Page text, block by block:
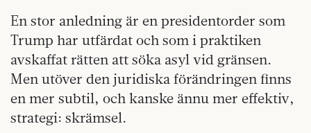
En stor anledning är en presidentorder som
Trump har utfärdat och som i praktiken
avskaffat rätten att söka asyl vid gränsen.
Men utöver den juridiska förändringen finns
en mer subtil, och kanske ännu mer effektiv,
strategi: skrämsel.